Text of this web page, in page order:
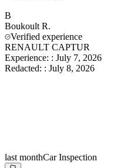
B
Boukoult R.
Verified experience
RENAULT CAPTUR
Experience: : July 7, 2026
Redacted: : July 8, 2026
last monthCar Inspection